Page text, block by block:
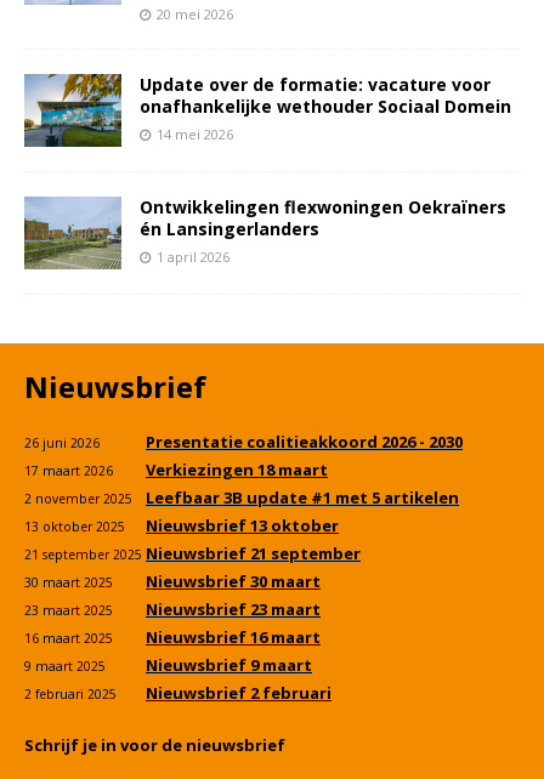
20 mei 2026
Update over de formatie: vacature voor
onafhankelijke wethouder Sociaal Domein
14 mei 2026
Ontwikkelingen flexwoningen Oekraïners
én Lansingerlanders
1 april 2026
Nieuwsbrief
26 juni 2026 Presentatie coalitieakkoord 2026 - 2030
17 maart 2026 Verkiezingen 18 maart
2 november 2025 Leefbaar 3B update #1 met 5 artikelen
13 oktober 2025 Nieuwsbrief 13 oktober
21 september 2025 Nieuwsbrief 21 september
30 maart 2025 Nieuwsbrief 30 maart
23 maart 2025 Nieuwsbrief 23 maart
16 maart 2025 Nieuwsbrief 16 maart
9 maart 2025 Nieuwsbrief 9 maart
2 februari 2025 Nieuwsbrief 2 februari
Schrijf je in voor de nieuwsbrief